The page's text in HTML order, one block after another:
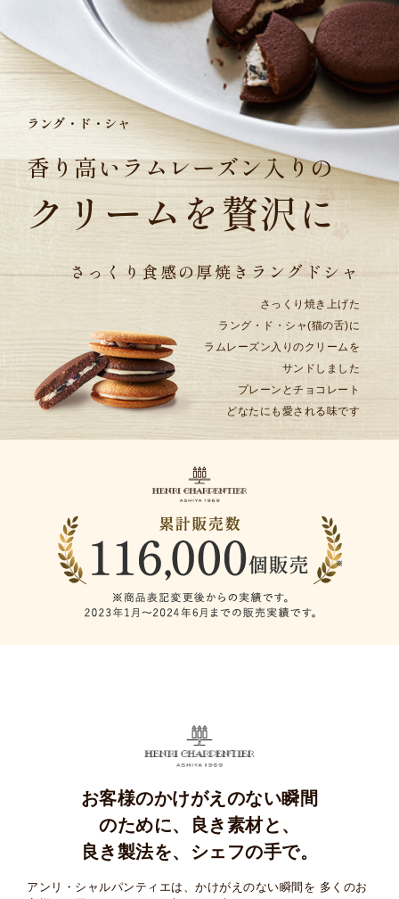
ラング・ド・シャ
香り高いラムレーズン入りの
クリームを贅沢に
さっくり食感の厚焼きラングドシャ
さっくり焼き上げた
ラング・ド・シャ(猫の舌)に
ラムレーズン入りのクリームを
サンドしました
プレーンとチョコレート
どなたにも愛される味です
お客様のかけがえのない瞬間
のために、
良き素材と、
良き製法を、シェフの手で。
アンリ・シャルパンティエは、かけがえのない瞬間を 多くのお